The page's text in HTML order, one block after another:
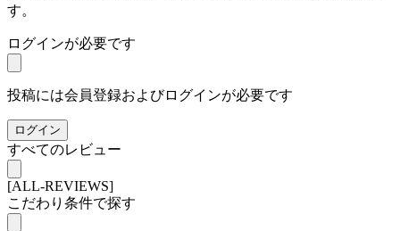
す。
ログインが必要です
投稿には会員登録およびログインが必要です
ログイン
すべてのレビュー
[ALL-REVIEWS]
こだわり条件で探す